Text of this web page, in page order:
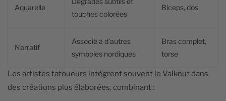
Aquarelle
touches colorées
Biceps, dos
Narratif
Associé à d'autres
symboles nordiques
Bras complet,
torse
Les artistes tatoueurs intègrent souvent le Valknut dans
des créations plus élaborées, combinant :